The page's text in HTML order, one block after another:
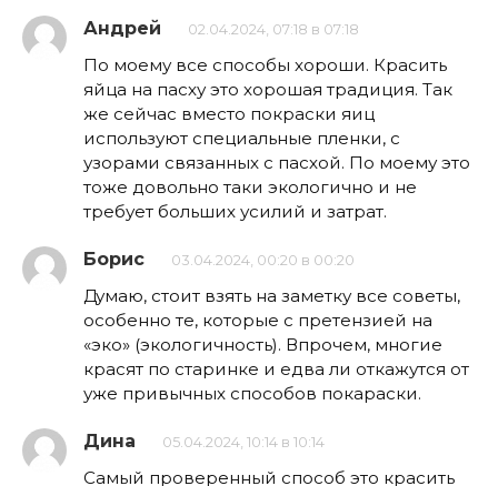
Андрей 02.04.2024, 07:18 в 07:18
По моему все способы хороши. Красить
яйца на пасху это хорошая традиция. Так
же сейчас вместо покраски яиц
используют специальные пленки, с
узорами связанных с пасхой. По моему это
тоже довольно таки экологично и не
требует больших усилий и затрат.
Борис 03.04.2024, 00:20 в 00:20
Думаю, стоит взять на заметку все советы,
особенно те, которые с претензией на
«эко» (экологичность). Впрочем, многие
красят по старинке и едва ли откажутся от
уже привычных способов покараски.
Дина 05.04.2024, 10:14 в 10:14
Самый проверенный способ это красить